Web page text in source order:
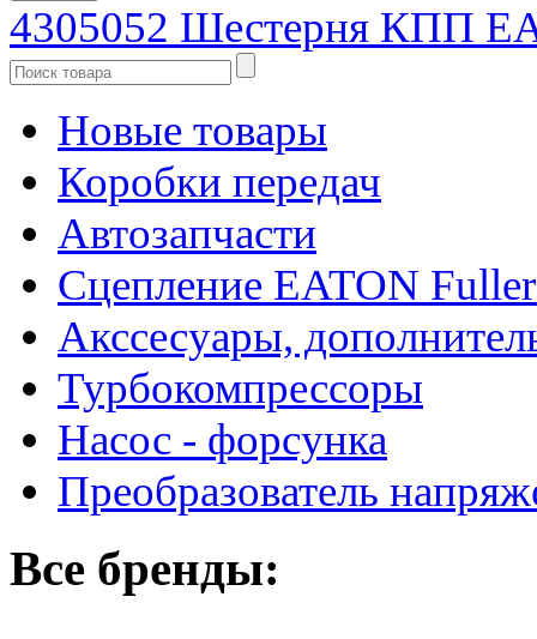
4305052 Шестерня КПП
Новые товары
Коробки передач
Автозапчасти
Сцепление EATON
Акссесуары,
Турбокомпрессоры
Насос - форсунка
Преобразователь
Все бренды: